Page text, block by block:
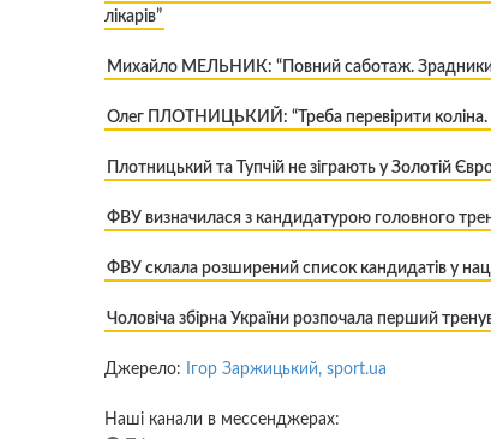
лікарів”
Михайло МЕЛЬНИК: “Повний саботаж.
Олег ПЛОТНИЦЬКИЙ: “Треба перевірити коліна. І
Плотницький та Тупчій не зіграють у Золотій
ФВУ визначилася з кандидатурою головного
ФВУ склала розширений список кандидатів у
Чоловіча збірна України розпочала перший
Джерело: Ігор Заржицький, sport.ua
Наші канали в мессенджерах: